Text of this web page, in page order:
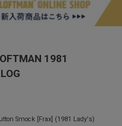
1981
Smock [Frax] (1981 Lady's)